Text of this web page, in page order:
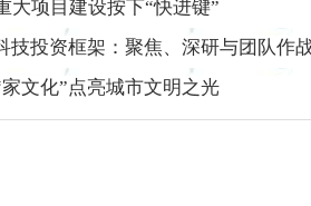
大项目建设按下“快进键”
技投资框架：聚焦、深研与团队作
文化”点亮城市文明之光